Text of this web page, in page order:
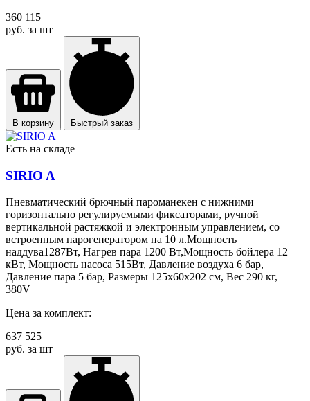
360 115
руб. за шт
В корзину Быстрый заказ
Есть на складе
SIRIO A
Пневматический брючный пароманекен с нижними
горизонтально регулируемыми фиксаторами, ручной
вертикальной растяжкой и электронным управлением, со
встроенным парогенератором на 10 л.Мощность
наддува1287Вт, Нагрев пара 1200 Вт,Мощность бойлера 12
кВт, Мощность насоса 515Вт, Давление воздуха 6 бар,
Давление пара 5 бар, Размеры 125x60x202 см, Вес 290 кг,
380V
Цена за комплект:
637 525
руб. за шт